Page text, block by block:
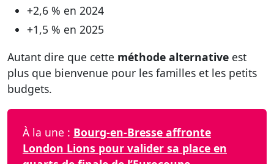
+2,6 % en 2024
+1,5 % en 2025
Autant dire que cette méthode alternative est
plus que bienvenue pour les familles et les petits
budgets.
À la une : Bourg-en-Bresse affronte
London Lions pour valider sa place en